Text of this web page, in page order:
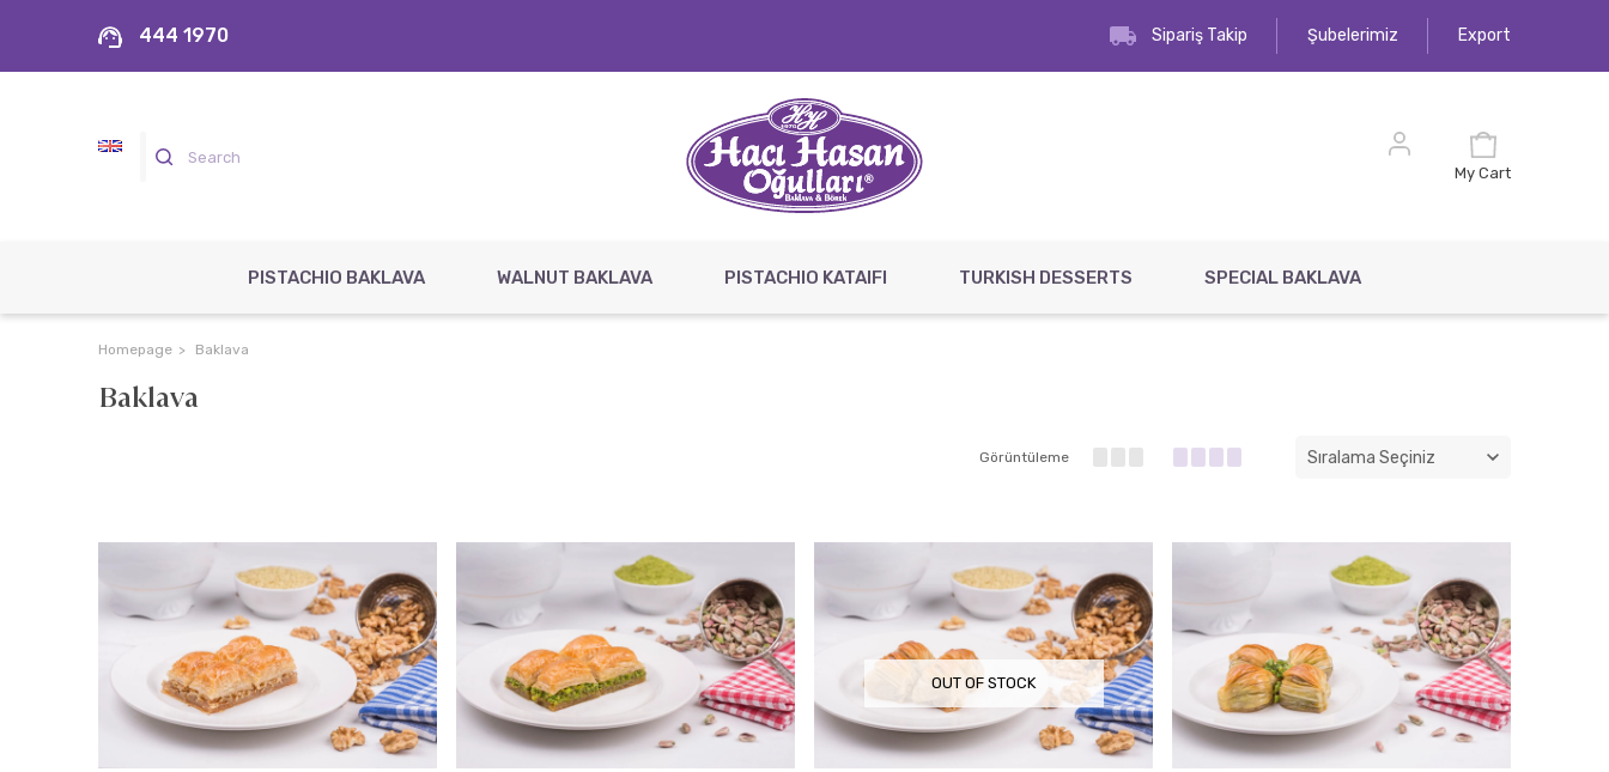
444 1970 Export
Şubelerimiz
Sipariş Takip
My Cart
PISTACHIO BAKLAVA WALNUT BAKLAVA PISTACHIO KATAIFI TURKISH DESSERTS SPECIAL BAKLAVA
Homepage Baklava
Baklava
OUT OF STOCK